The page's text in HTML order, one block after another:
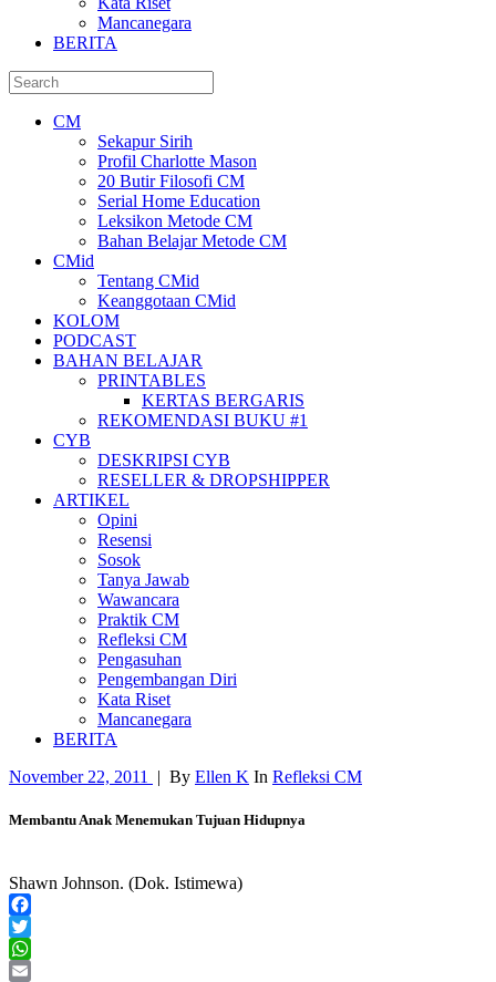
Mancanegara
BERITA
CM
Sekapur Sirih
Profil Charlotte Mason
20 Butir Filosofi CM
Serial Home Education
Leksikon Metode CM
Bahan Belajar Metode CM
CMid
Tentang CMid
Keanggotaan CMid
KOLOM
PODCAST
BAHAN BELAJAR
PRINTABLES
KERTAS BERGARIS
REKOMENDASI BUKU #1
CYB
DESKRIPSI CYB
RESELLER & DROPSHIPPER
ARTIKEL
Opini
Resensi
Sosok
Tanya Jawab
Wawancara
Praktik CM
Refleksi CM
Pengasuhan
Pengembangan Diri
Kata Riset
Mancanegara
BERITA
November 22, 2011
| By Ellen K In Refleksi CM
Membantu Anak Menemukan Tujuan Hidupnya
Shawn Johnson. (Dok. Istimewa)
Facebook
Twitter
WhatsApp